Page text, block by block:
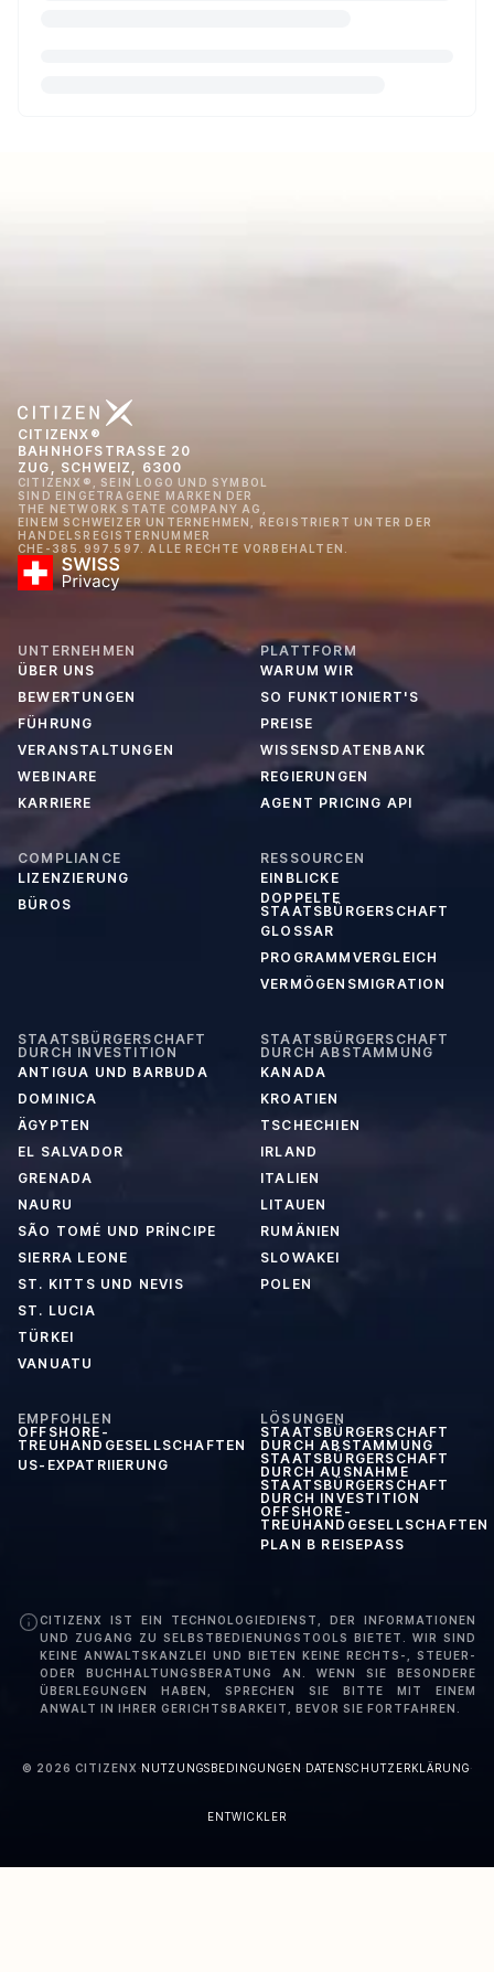
CITIZENX®
BAHNHOFSTRASSE 20
ZUG, SCHWEIZ, 6300
CITIZENX®, SEIN LOGO UND SYMBOL
SIND EINGETRAGENE MARKEN DER
THE NETWORK STATE COMPANY AG,
EINEM SCHWEIZER UNTERNEHMEN, REGISTRIERT UNTER DER
HANDELSREGISTERNUMMER
CHE-385.997.597. ALLE RECHTE VORBEHALTEN.
UNTERNEHMEN
ÜBER UNS
BEWERTUNGEN
FÜHRUNG
VERANSTALTUNGEN
WEBINARE
KARRIERE
PLATTFORM
WARUM WIR
SO FUNKTIONIERT'S
PREISE
WISSENSDATENBANK
REGIERUNGEN
AGENT PRICING API
COMPLIANCE
LIZENZIERUNG
BÜROS
RESSOURCEN
EINBLICKE
DOPPELTE
STAATSBÜRGERSCHAFT
GLOSSAR
PROGRAMMVERGLEICH
VERMÖGENSMIGRATION
STAATSBÜRGERSCHAFT
DURCH INVESTITION
ANTIGUA UND BARBUDA
DOMINICA
ÄGYPTEN
EL SALVADOR
GRENADA
NAURU
SÃO TOMÉ UND PRÍNCIPE
SIERRA LEONE
ST. KITTS UND NEVIS
ST. LUCIA
TÜRKEI
VANUATU
STAATSBÜRGERSCHAFT
DURCH ABSTAMMUNG
KANADA
KROATIEN
TSCHECHIEN
IRLAND
ITALIEN
LITAUEN
RUMÄNIEN
SLOWAKEI
POLEN
EMPFOHLEN
OFFSHORE-
TREUHANDGESELLSCHAFTEN
US-EXPATRIIERUNG
LÖSUNGEN
STAATSBÜRGERSCHAFT
DURCH ABSTAMMUNG
STAATSBÜRGERSCHAFT
DURCH AUSNAHME
STAATSBÜRGERSCHAFT
DURCH INVESTITION
OFFSHORE-
TREUHANDGESELLSCHAFTEN
PLAN B REISEPASS
CITIZENX IST EIN TECHNOLOGIEDIENST, DER INFORMATIONEN
UND ZUGANG ZU SELBSTBEDIENUNGSTOOLS BIETET. WIR SIND
KEINE ANWALTSKANZLEI UND BIETEN KEINE RECHTS-, STEUER-
ODER BUCHHALTUNGSBERATUNG AN. WENN SIE BESONDERE
ÜBERLEGUNGEN HABEN, SPRECHEN SIE BITTE MIT EINEM
ANWALT IN IHRER GERICHTSBARKEIT, BEVOR SIE FORTFAHREN.
© 2026 CITIZENX ·NUTZUNGSBEDINGUNGEN ·DATENSCHUTZERKLÄRUNG·
ENTWICKLER